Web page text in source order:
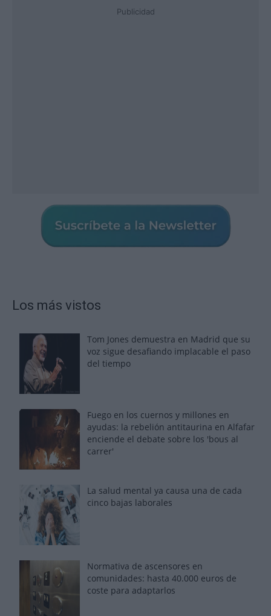
Publicidad
Los más vistos
Tom Jones demuestra en Madrid que su
voz sigue desafiando implacable el paso
del tiempo
Fuego en los cuernos y millones en
ayudas: la rebelión antitaurina en Alfafar
enciende el debate sobre los 'bous al
carrer'
La salud mental ya causa una de cada
cinco bajas laborales
Normativa de ascensores en
comunidades: hasta 40.000 euros de
coste para adaptarlos